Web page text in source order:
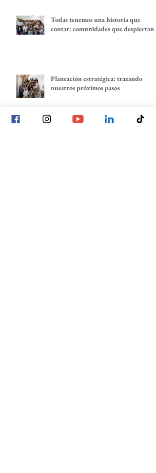
Todas tenemos una historia que
contar: comunidades que despiertan
Planeación estratégica: trazando
nuestros próximos pasos